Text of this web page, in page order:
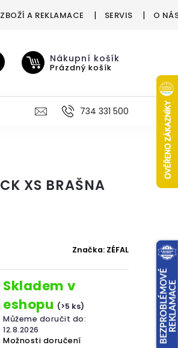
A REKLAMACE SERVIS O
Nákupní košík
Prázdný košík
VÝŽIVA VÝPRODEJ %
734 331 500
XS BRAŠNA
Značka: ZÉFAL
Skladem v
eshopu (>5 ks)
Můžeme doručit do:
12.8.2026
Možnosti doručení